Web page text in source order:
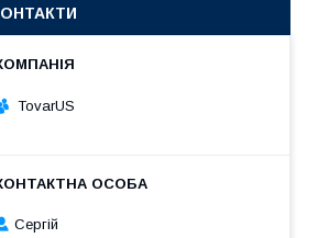
TovarUS
Сергій